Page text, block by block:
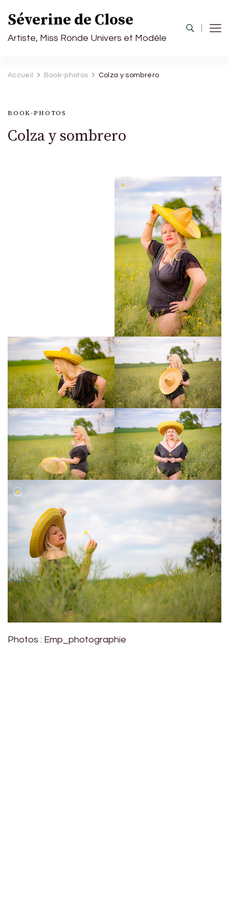
Séverine de Close
Artiste, Miss Ronde Univers et Modèle
Accueil Book-photos Colza y sombrero
BOOK-PHOTOS
Colza y sombrero
Photos : Emp_photographie